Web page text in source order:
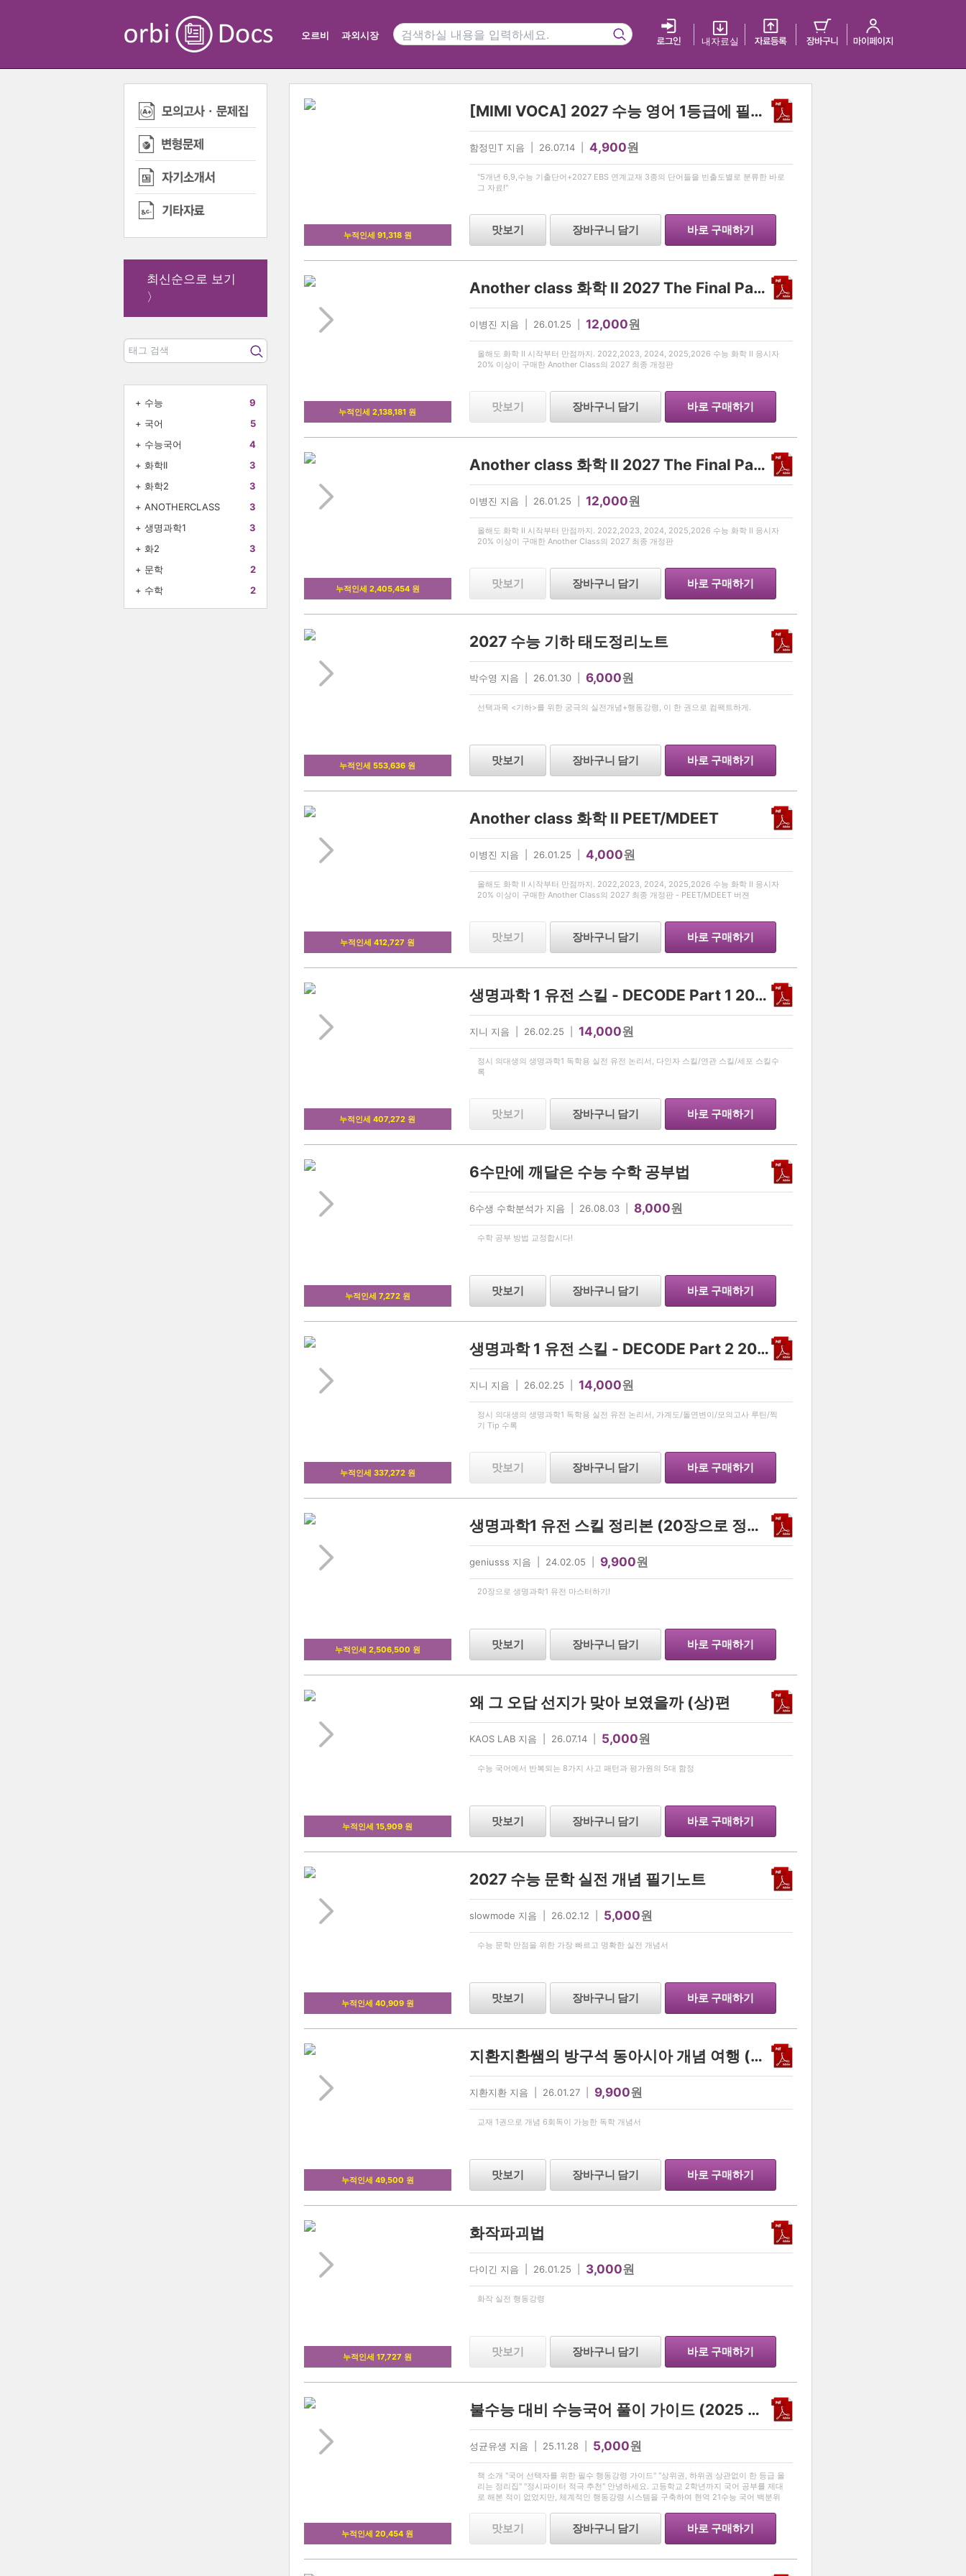
오르비 과외시장
내 자료실
최신순으로 보기
〉
+ 수능
9
+ 국어
5
+ 수능국어
4
+ 화학II
3
+ 화학2
3
+ ANOTHERCLASS
3
+ 생명과학1
3
+ 화2
3
+ 문학
2
+ 수학 2
누적인세 91,318 원
[MIMI VOCA] 2027 수능 영어 1등급에 필요한 모든 단어 리스트! [미미보카]
함정민T 지음 | 26.07.14 | 4,900원
"5개년 6,9,수능 기출단어+2027 EBS 연계교재 3종의 단어들을 빈출도별로 분류한 바로
그 자료!"
맛보기 장바구니 담기 바로 구매하기
누적인세 2,138,181 원
Another class 화학 II 2027 The Final Part 2
이병진 지음 | 26.01.25 | 12,000원
올해도 화학 II 시작부터 만점까지. 2022,2023, 2024, 2025,2026 수능 화학 II 응시자
20% 이상이 구매한 Another Class의 2027 최종 개정판
맛보기 장바구니 담기 바로 구매하기
누적인세 2,405,454 원
Another class 화학 II 2027 The Final Part 1
이병진 지음 | 26.01.25 | 12,000원
올해도 화학 II 시작부터 만점까지. 2022,2023, 2024, 2025,2026 수능 화학 II 응시자
20% 이상이 구매한 Another Class의 2027 최종 개정판
맛보기 장바구니 담기 바로 구매하기
누적인세 553,636 원
2027 수능 기하 태도정리노트
박수영 지음 | 26.01.30 | 6,000원
선택과목 <기하>를 위한 궁극의 실전개념+행동강령, 이 한 권으로 컴팩트하게.
맛보기 장바구니 담기 바로 구매하기
누적인세 412,727 원
Another class 화학 II PEET/MDEET
이병진 지음 | 26.01.25 | 4,000원
올해도 화학 II 시작부터 만점까지. 2022,2023, 2024, 2025,2026 수능 화학 II 응시자
20% 이상이 구매한 Another Class의 2027 최종 개정판 - PEET/MDEET 버젼
맛보기 장바구니 담기 바로 구매하기
누적인세 407,272 원
생명과학 1 유전 스킬 - DECODE Part 1 2027
지니 지음 | 26.02.25 | 14,000원
정시 의대생의 생명과학1 독학용 실전 유전 논리서, 다인자 스킬/연관 스킬/세포 스킬수
록
맛보기 장바구니 담기 바로 구매하기
누적인세 7,272 원
6수만에 깨달은 수능 수학 공부법
6수생 수학분석가 지음 | 26.08.03 | 8,000원
수학 공부 방법 교정합시다!
맛보기 장바구니 담기 바로 구매하기
누적인세 337,272 원
생명과학 1 유전 스킬 - DECODE Part 2 2027
지니 지음 | 26.02.25 | 14,000원
정시 의대생의 생명과학1 독학용 실전 유전 논리서, 가계도/돌연변이/모의고사 루틴/찍
기 Tip 수록
맛보기 장바구니 담기 바로 구매하기
누적인세 2,506,500 원
생명과학1 유전 스킬 정리본 (20장으로 정복하기)
geniusss 지음 | 24.02.05 | 9,900원
20장으로 생명과학1 유전 마스터하기!
맛보기 장바구니 담기 바로 구매하기
누적인세 15,909 원
왜 그 오답 선지가 맞아 보였을까 (상)편
KAOS LAB 지음 | 26.07.14 | 5,000원
수능 국어에서 반복되는 8가지 사고 패턴과 평가원의 5대 함정
맛보기 장바구니 담기 바로 구매하기
누적인세 40,909 원
2027 수능 문학 실전 개념 필기노트
slowmode 지음 | 26.02.12 | 5,000원
수능 문학 만점을 위한 가장 빠르고 명확한 실전 개념서
맛보기 장바구니 담기 바로 구매하기
누적인세 49,500 원
지환지환쌤의 방구석 동아시아 개념 여행 (2027학년도 수능 대비)
지환지환 지음 | 26.01.27 | 9,900원
교재 1권으로 개념 6회독이 가능한 독학 개념서
맛보기 장바구니 담기 바로 구매하기
누적인세 17,727 원
화작파괴법
다이긴 지음 | 26.01.25 | 3,000원
화작 실전 행동강령
맛보기 장바구니 담기 바로 구매하기
누적인세 20,454 원
불수능 대비 수능국어 풀이 가이드 (2025 리뉴얼 Ver)
성균유생 지음 | 25.11.28 | 5,000원
책 소개 "국어 선택자를 위한 필수 행동강령 가이드" "상위권, 하위권 상관없이 한 등급 올
리는 정리집" "정시파이터 적극 추천" 안녕하세요. 고등학교 2학년까지 국어 공부를 제대
로 해본 적이 없었지만, 체계적인 행동강령 시스템을 구축하여 현역 21수능 국어 백분위
맛보기 장바구니 담기 바로 구매하기